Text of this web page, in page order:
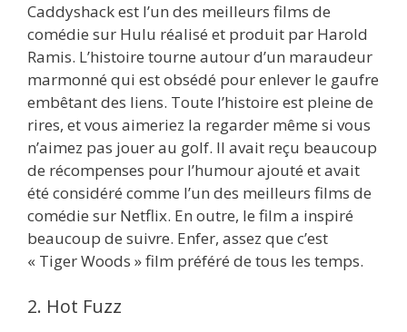
Caddyshack est l’un des meilleurs films de
comédie sur Hulu réalisé et produit par Harold
Ramis. L’histoire tourne autour d’un maraudeur
marmonné qui est obsédé pour enlever le gaufre
embêtant des liens. Toute l’histoire est pleine de
rires, et vous aimeriez la regarder même si vous
n’aimez pas jouer au golf. Il avait reçu beaucoup
de récompenses pour l’humour ajouté et avait
été considéré comme l’un des meilleurs films de
comédie sur Netflix. En outre, le film a inspiré
beaucoup de suivre. Enfer, assez que c’est
« Tiger Woods » film préféré de tous les temps.
2. Hot Fuzz